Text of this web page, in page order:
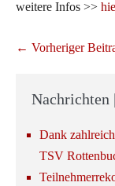
weitere Infos >>
Beitragsnavigation
← Vorheriger
Nachrichten
Dank
TSV